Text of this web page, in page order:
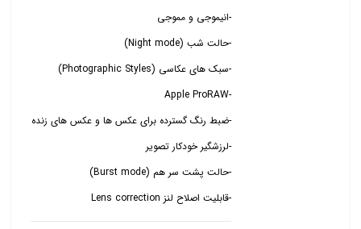
-حالت شب (Night mode)
-سبک های عکاسی (Photographic Styles)
-Apple ProRAW
-لرزشگیر خودکار تصویر
-حالت پشت سر هم (Burst mode)
-قابلیت اصلاح لنز Lens correction